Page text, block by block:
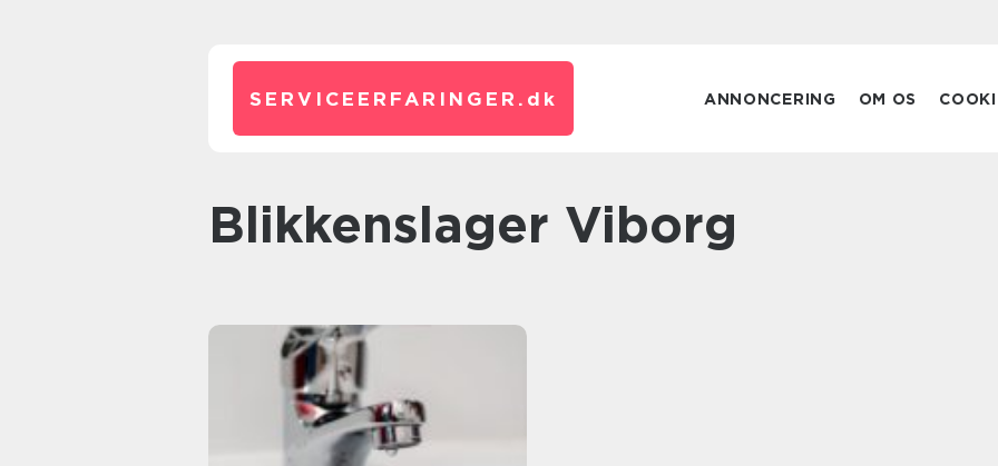
SERVICEERFARINGER. dk ANNONCERING OM OS
Blikkenslager Viborg